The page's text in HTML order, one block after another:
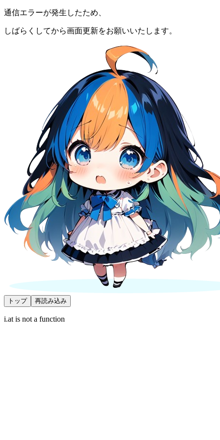
通信エラーが発生したため、
しばらくしてから画面更新をお願いいたします。
トップ 再読み込み
i.at is not a function